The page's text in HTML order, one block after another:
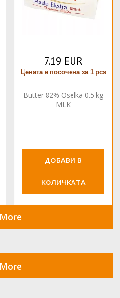
7.19 EUR
Цената е посочена за 1 pcs
Butter 82% Oselka 0.5 kg
MLK
ДОБАВИ В
КОЛИЧКАТА
More
More